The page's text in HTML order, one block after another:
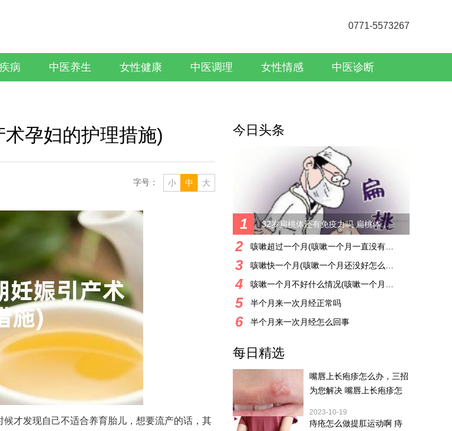
0771-5573267
病 中医养生 女性健康 中医调理 女性情感 中医诊断
孕妇的护理措施)
小 中 大
字号：
才发现自己不适合养育胎儿，想要流产的话，其
今日头条
1 32岁扁桃体还有免疫力吗 扁桃体的作用和年龄的关系
2
3
4
5 半个月来一次月经正常吗
6 半个月来一次月经怎么回事
每日精选
嘴唇上长疱疹怎么办，三招
为您解决 嘴唇上长疱疹怎
2023-10-19
痔疮怎么做提肛运动啊 痔